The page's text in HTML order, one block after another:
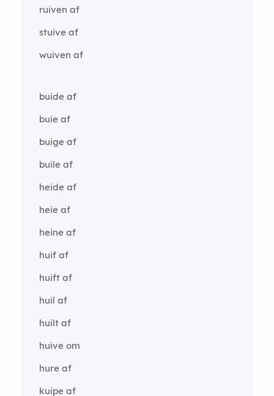
ruiven af
stuive af
wuiven af
buide af
buie af
buige af
buile af
heide af
heie af
heine af
huif af
huift af
huil af
huilt af
huive om
hure af
kuipe af